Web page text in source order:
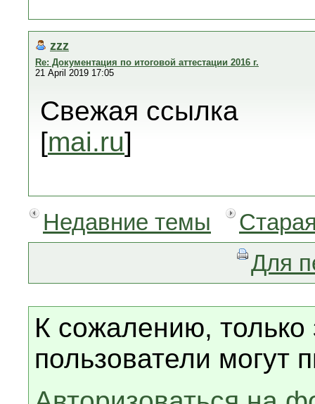
zzz
Re: Документация по итоговой аттестации 2016 г.
21 April 2019 17:05
Свежая ссылка
[mai.ru]
Недавние темы
Для
К сожалению, только
пользователи могут